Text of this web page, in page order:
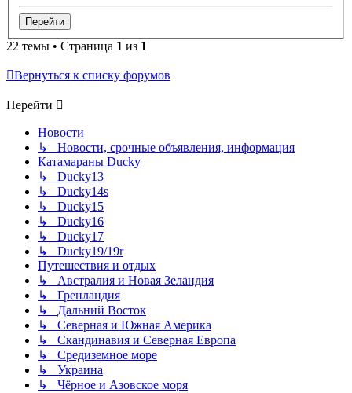
22 темы • Страница 1 из 1
Вернуться к списку форумов
Перейти
Новости
↳ Новости, срочные объявления, информация
Катамараны Ducky
↳ Ducky13
↳ Ducky14s
↳ Ducky15
↳ Ducky16
↳ Ducky17
↳ Ducky19/19r
Путешествия и отдых
↳ Австралия и Новая Зеландия
↳ Гренландия
↳ Дальний Восток
↳ Северная и Южная Америка
↳ Скандинавия и Северная Европа
↳ Средиземное море
↳ Украина
↳ Чёрное и Азовское моря